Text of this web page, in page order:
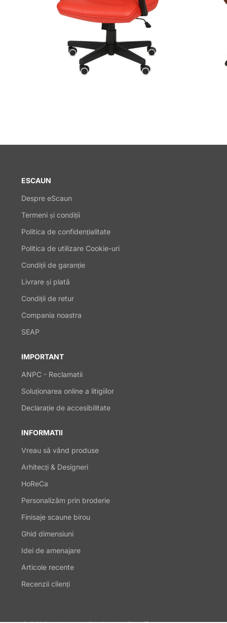
ESCAUN
Despre eScaun
Termeni și condiții
Politica de confidențialitate
Politica de utilizare Cookie-uri
Condiții de garanție
Livrare și plată
Condiții de retur
Compania noastra
SEAP
IMPORTANT
ANPC - Reclamatii
Soluționarea online a litigiilor
Declarație de accesibilitate
INFORMATII
Vreau să vând produse
Arhitecți & Designeri
HoReCa
Personalizăm prin broderie
Finisaje scaune birou
Ghid dimensiuni
Idei de amenajare
Articole recente
Recenzii clienți